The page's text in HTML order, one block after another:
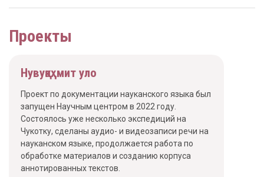
Проекты
Нувуқаҳмит уло
Проект по документации науканского языка был
запущен Научным центром в 2022 году.
Состоялось уже несколько экспедиций на
Чукотку, сделаны аудио- и видеозаписи речи на
науканском языке, продолжается работа по
обработке материалов и созданию корпуса
аннотированных текстов.